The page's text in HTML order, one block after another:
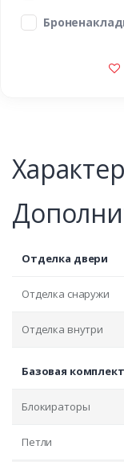
Отделка двери
Отделка снаружи
Отделка внутри
Базовая
Блокираторы
Петли